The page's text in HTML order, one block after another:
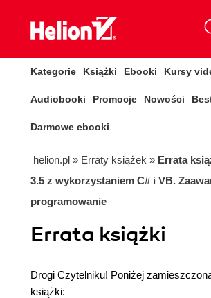
Kategorie Książki Ebooki Kursy
Audiobooki Promocje Nowości
Darmowe ebooki
helion.pl » Erraty książek » Errata
3.5 z wykorzystaniem C# i VB.
programowanie
Errata książki
Drogi Czytelniku! Poniżej
książki: